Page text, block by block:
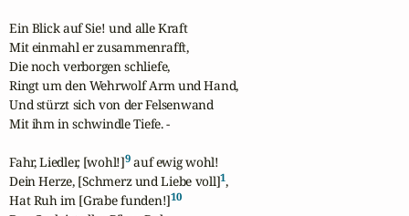
Ein Blick auf Sie! und alle Kraft
Mit einmahl er zusammenrafft,
Die noch verborgen schliefe,
Ringt um den Wehrwolf Arm und Hand,
Und stürzt sich von der Felsenwand
Mit ihm in schwindle Tiefe. -
Fahr, Liedler, [wohl!]9 auf ewig wohl!
Dein Herze, [Schmerz und Liebe voll]1,
Hat Ruh im [Grabe funden!]10